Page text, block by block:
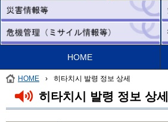
HOME
HOME › 히타치시 발령 정보 상세
히타치시 발령 정보 상세